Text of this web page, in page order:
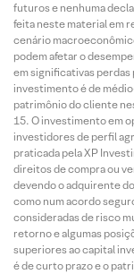
futuros e nenhuma
feita neste material em
cenário
podem afetar o
em significativas perdas
investimento é de
patrimônio do cliente
O investimento em
investidores de perfil
praticada pela XP
direitos de compra ou
devendo o adquirente
como num acordo
consideradas de risco
retorno e algumas
superiores ao capital
é de curto prazo e o